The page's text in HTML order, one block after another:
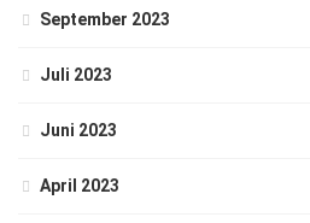
September 2023
Juli 2023
Juni 2023
April 2023